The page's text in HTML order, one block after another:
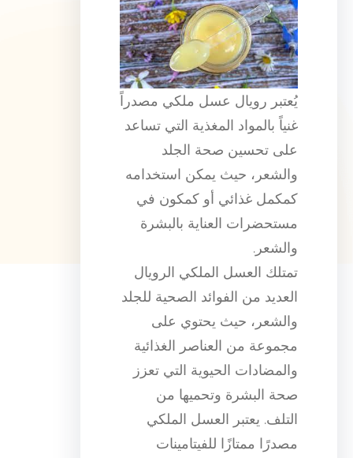
يُعتبر رويال عسل ملكي مصدراً
غنياً بالمواد المغذية التي تساعد
على تحسين صحة الجلد
والشعر، حيث يمكن استخدامه
كمكمل غذائي أو كمكون في
مستحضرات العناية بالبشرة
والشعر.
تمتلك العسل الملكي الرويال
العديد من الفوائد الصحية للجلد
والشعر، حيث يحتوي على
مجموعة من العناصر الغذائية
والمضادات الحيوية التي تعزز
صحة البشرة وتحميها من
التلف. يعتبر العسل الملكي
مصدرًا ممتازًا للفيتامينات